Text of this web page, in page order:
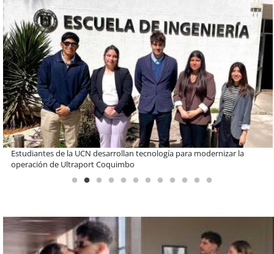
Educación y colaboración público-privada se toman La Araucanía:
encuentro reunió a líderes para abordar las brechas y oportunidades